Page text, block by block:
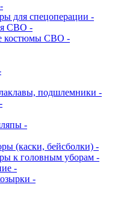
для спецоперации -
СВО -
костюмы СВО -
подшлемники -
-
(каски, бейсболки) -
к головным уборам -
-
-